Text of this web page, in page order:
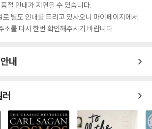
절 안내가 지연될 수 있습니다.
별도 안내를 드리고 있사오니 마이페이지에서
소를 다시 한번 확인해주시기 바랍니다.
내